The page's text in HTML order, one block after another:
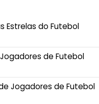
Estrelas do Futebol
de Futebol
Jogadores de Futebol